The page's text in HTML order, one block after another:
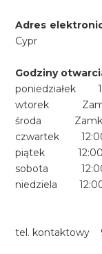
Adres
Cypr
Godziny
poniedziałek
wtorek
środa
czwartek
piątek
sobota
niedziela
tel. kontaktowy